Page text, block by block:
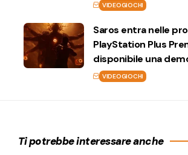
VIDEOGIOCHI
Saros entra nelle
PlayStation Plus
disponibile una
VIDEOGIOCHI
Ti potrebbe interessare anche